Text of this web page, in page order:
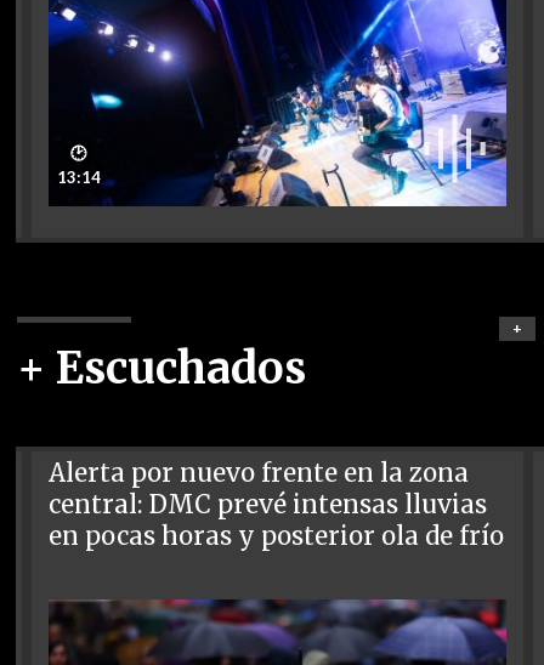
🕑
13:14
+ Escuchados
+
Alerta por nuevo frente en la zona
central: DMC prevé intensas lluvias
en pocas horas y posterior ola de frío